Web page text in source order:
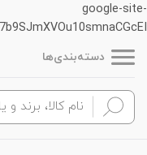
google-site-
دسته‌بندی‌ها